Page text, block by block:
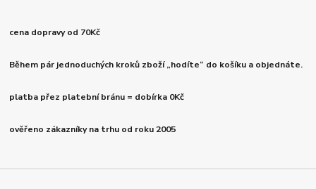
cena dopravy od 70Kč
Během pár jednoduchých kroků zboží „hodíte“ do košíku a objednáte.
platba přez platební bránu = dobírka 0Kč
ověřeno zákazníky na trhu od roku 2005